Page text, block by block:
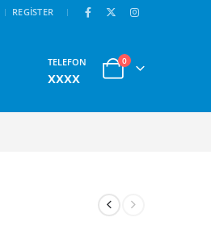
REGISTER |
TELEFON
xxxx
0